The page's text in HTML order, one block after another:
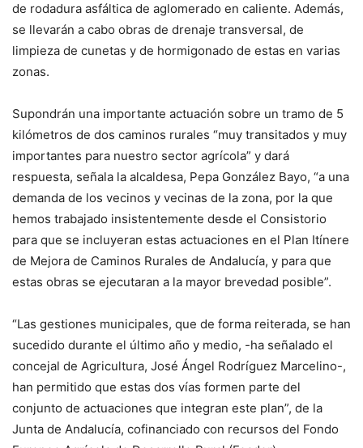
de rodadura asfáltica de aglomerado en caliente. Además,
se llevarán a cabo obras de drenaje transversal, de
limpieza de cunetas y de hormigonado de estas en varias
zonas.
Supondrán una importante actuación sobre un tramo de 5
kilómetros de dos caminos rurales “muy transitados y muy
importantes para nuestro sector agrícola” y dará
respuesta, señala la alcaldesa, Pepa González Bayo, “a una
demanda de los vecinos y vecinas de la zona, por la que
hemos trabajado insistentemente desde el Consistorio
para que se incluyeran estas actuaciones en el Plan Itínere
de Mejora de Caminos Rurales de Andalucía, y para que
estas obras se ejecutaran a la mayor brevedad posible”.
“Las gestiones municipales, que de forma reiterada, se han
sucedido durante el último año y medio, -ha señalado el
concejal de Agricultura, José Ángel Rodríguez Marcelino-,
han permitido que estas dos vías formen parte del
conjunto de actuaciones que integran este plan”, de la
Junta de Andalucía, cofinanciado con recursos del Fondo